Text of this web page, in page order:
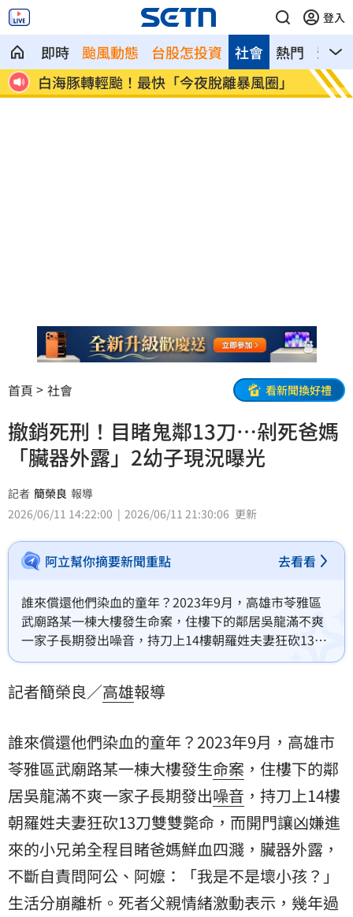
登入
即時 颱風動態 台股怎投資 熱門 影音
社會
」
獨／曝YT暫停更3週 南珉貞：不是因為
錢
李李
傻
首頁 社會 看新聞換好禮
撤銷死刑！目睹鬼鄰13刀…剁死爸媽
「臟器外露」2幼子現況曝光
記者 簡榮良 報導
2026/06/11 14:22:00
2026/06/11 21:30:06 更新
阿立幫你摘要新聞重點 去看看
誰來償還他們染血的童年？2023年9月，高雄市苓雅區
武廟路某一棟大樓發生命案，住樓下的鄰居吳龍滿不爽
一家子長期發出噪音，持刀上14樓朝羅姓夫妻狂砍13刀
雙雙斃命，而開門讓凶嫌進來的小兄弟全程目睹爸媽鮮
是壞小孩？」生活分崩離析。死者父親情緒激動表示，
銷，2名幼子被迫搬離傷心地遠住花蓮，但只要提到案
情，小孩和兩老至少都要痛苦1個月以上，因此案件就算
有新進展，仍會盡量迴避不談，「小朋友狀況還是很不
好...」。
記者簡榮良／高雄報導
誰來償還他們染血的童年？2023年9月，高雄市
苓雅區武廟路某一棟大樓發生命案 ，住樓下的鄰
居吳龍滿不爽一家子長期發出噪音 ，持刀上14樓
朝羅姓夫妻狂砍13刀雙雙斃命，而開門讓凶嫌進
來的小兄弟全程目睹爸媽鮮血四濺，臟器外露，
不斷自責問阿公、阿嬤：「我是不是壞小孩？」
生活分崩離析。死者父親情緒激動表示，幾年過